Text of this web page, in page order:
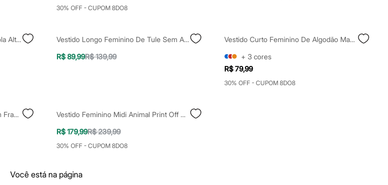
30% OFF - CUPOM 8DO8
Vestido Midi Feminino De Tricot Gola Alta Vinho
Vestido Longo Feminino De Tule Sem Alça Franzido Floral Vinho
R$ 89,99R$ 139,99
Vestido Curto Feminino De Algodão Manga Curta Vermelha
+ 3 cores
R$ 79,99
30% OFF - CUPOM 8DO8
Vestido Curto Feminino Evasê Com Franzido Texturizado Off White
Vestido Feminino Midi Animal Print Off White
R$ 179,99R$ 239,99
30% OFF - CUPOM 8DO8
Você está na página